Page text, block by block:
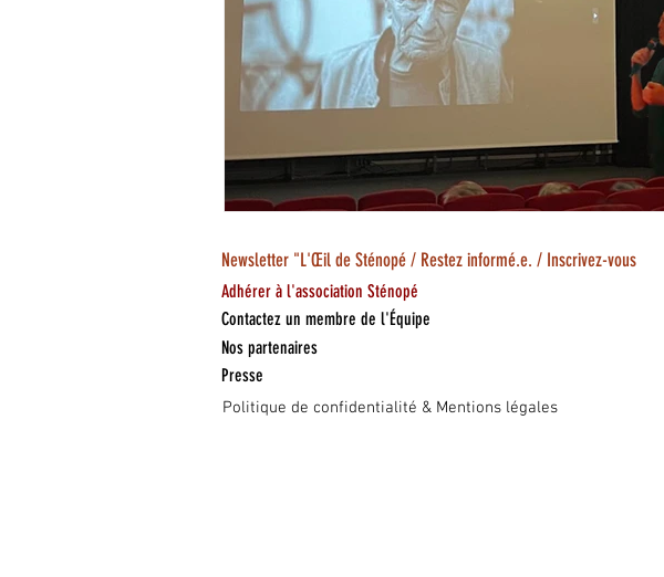
Newsletter "L'Œil de Sténopé / Restez informé.e. / Inscrivez-vous
Contactez un membre de l'Équipe
Adhérer à l'association Sténopé
Presse
Nos partenaires
Politique de confidentialité & Mentions légales